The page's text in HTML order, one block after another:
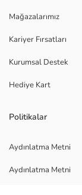
Mağazalarımız
Kariyer Fırsatları
Kurumsal Destek
Hediye Kart
Politikalar
Aydınlatma Metni
Aydınlatma Metni